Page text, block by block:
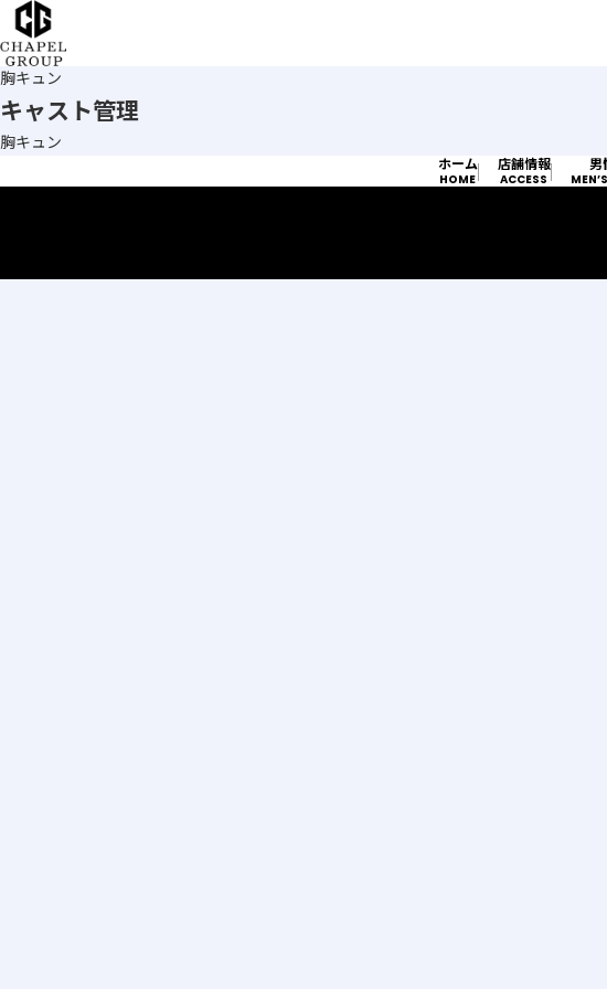
チ
ャ
ペ
ル
ル
HOME
キャスト管理
胸キュン
キャスト管理
胸キュン
HOME
ホーム
ACCESS
店舗情報 男